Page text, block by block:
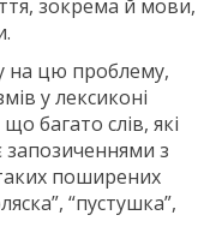
зокрема й мови,
на цю проблему,
у лексиконі
багато слів, які
з
поширених
“пустушка”,